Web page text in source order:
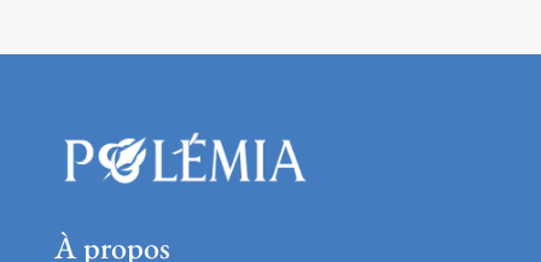
À propos